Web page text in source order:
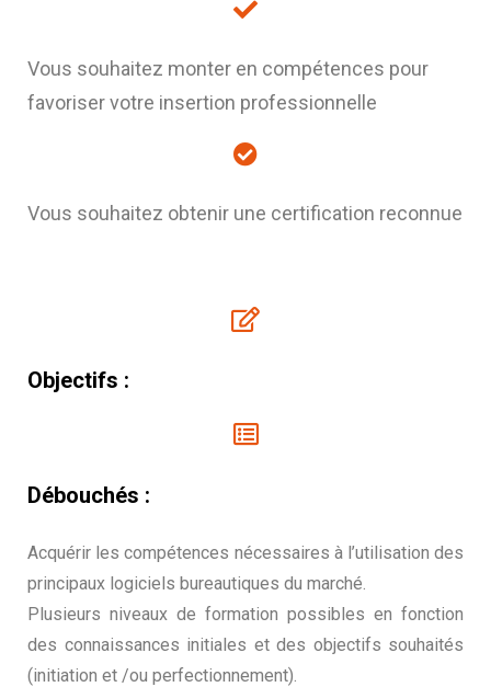
Vous souhaitez monter en compétences pour
favoriser votre insertion professionnelle
Vous souhaitez obtenir une certification reconnue
Objectifs :
Débouchés :
Acquérir les compétences nécessaires à l’utilisation des
principaux logiciels bureautiques du marché.
Plusieurs niveaux de formation possibles en fonction
des connaissances initiales et des objectifs souhaités
(initiation et /ou perfectionnement).